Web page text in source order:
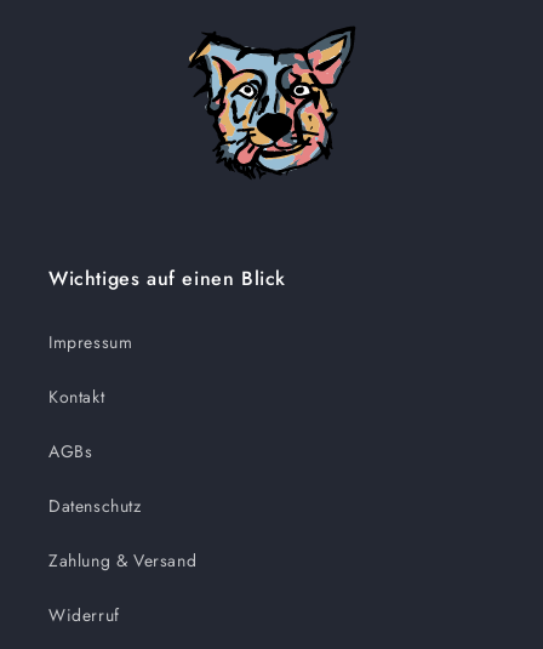
Wichtiges auf einen Blick
Impressum
Kontakt
AGBs
Datenschutz
Zahlung & Versand
Widerruf